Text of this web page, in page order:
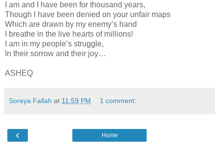
I am and I have been for thousand years,
Though I have been denied on your unfair maps
Which are drawn by my enemy’s hand
I breathe in the live hearts of millions!
I am in my people’s struggle,
In their sorrow and their joy…
ASHEQ
Soreya Fallah at 11:59 PM 1 comment:
‹ Home